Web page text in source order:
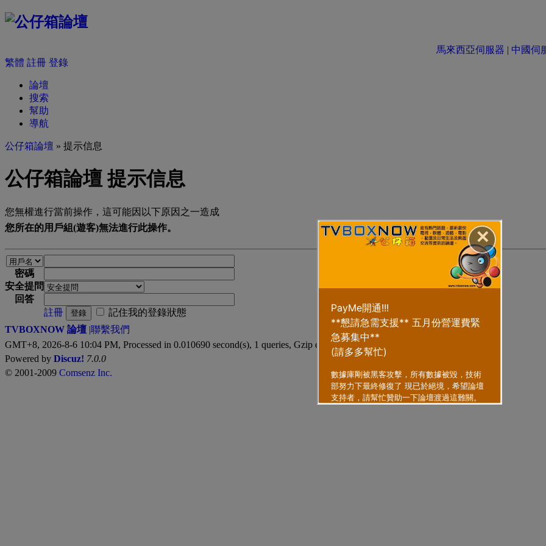
✕
馬來西亞伺服器 | 中國伺
繁體 註冊 登錄
論壇
搜索
幫助
導航
公仔箱論壇 » 提示信息
公仔箱論壇 提示信息
您無權進行當前操作，這可能因以下原因之一造成
您所在的用戶組(遊客)無法進行此操作。
密碼
安全提問
回答
註冊
登錄
記住我的登錄狀態
TVBOXNOW 論壇 |聯繫我們
GMT+8, 2026-8-6 10:04 PM, Processed in 0.010690 second(s), 1 queries, Gzip enabled.
Powered by Discuz! 7.0.0
© 2001-2009 Comsenz Inc.